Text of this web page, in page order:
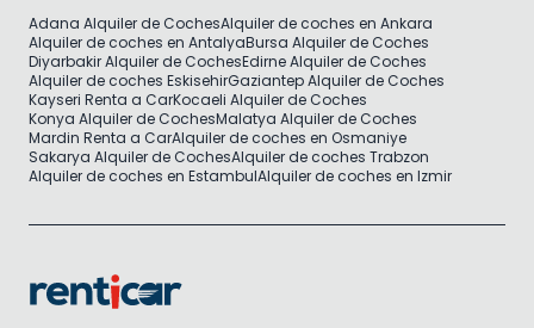
Adana Alquiler de CochesAlquiler de coches en Ankara
Alquiler de coches en AntalyaBursa Alquiler de Coches
Diyarbakir Alquiler de CochesEdirne Alquiler de Coches
Alquiler de coches EskisehirGaziantep Alquiler de Coches
Kayseri Renta a CarKocaeli Alquiler de Coches
Konya Alquiler de CochesMalatya Alquiler de Coches
Mardin Renta a CarAlquiler de coches en Osmaniye
Sakarya Alquiler de CochesAlquiler de coches Trabzon
Alquiler de coches en EstambulAlquiler de coches en Izmir